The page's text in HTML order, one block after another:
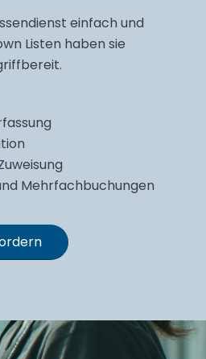
einfach und
Listen haben sie
Mehrfachbuchungen